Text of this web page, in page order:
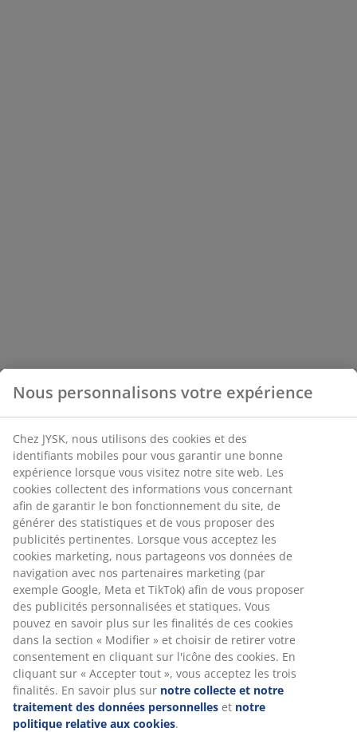
Nous personnalisons votre expérience
Chez JYSK, nous utilisons des cookies et des
identifiants mobiles pour vous garantir une bonne
expérience lorsque vous visitez notre site web. Les
cookies collectent des informations vous concernant
afin de garantir le bon fonctionnement du site, de
générer des statistiques et de vous proposer des
publicités pertinentes. Lorsque vous acceptez les
cookies marketing, nous partageons vos données de
navigation avec nos partenaires marketing (par
exemple Google, Meta et TikTok) afin de vous proposer
des publicités personnalisées et statiques. Vous
pouvez en savoir plus sur les finalités de ces cookies
dans la section « Modifier » et choisir de retirer votre
consentement en cliquant sur l'icône des cookies. En
cliquant sur « Accepter tout », vous acceptez les trois
finalités. En savoir plus sur notre collecte et notre
traitement des données personnelles et notre
politique relative aux cookies.